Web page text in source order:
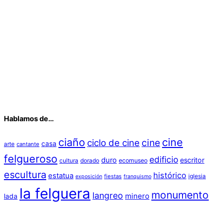
Hablamos de…
arte cantante casa ciaño ciclo de cine cine cine
felgueroso cultura dorado duro ecomuseo edificio escritor
escultura estatua exposición fiestas franquismo histórico iglesia
lada la felguera langreo minero monumento